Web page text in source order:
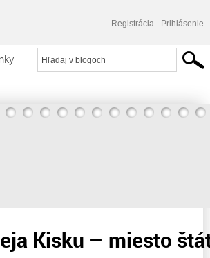
Registrácia Prihlásenie
štátnika máme hochštaplera
Kisku – miesto